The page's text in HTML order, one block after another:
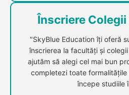
Înscriere
"SkyBlue Education îți oferă
înscrierea la facultăți și
ajutăm să alegi cel mai bun
completezi toate
începe studiile